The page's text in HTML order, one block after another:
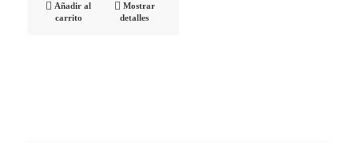
Añadir al
carrito
Mostrar
detalles